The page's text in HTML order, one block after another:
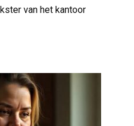
van het kantoor